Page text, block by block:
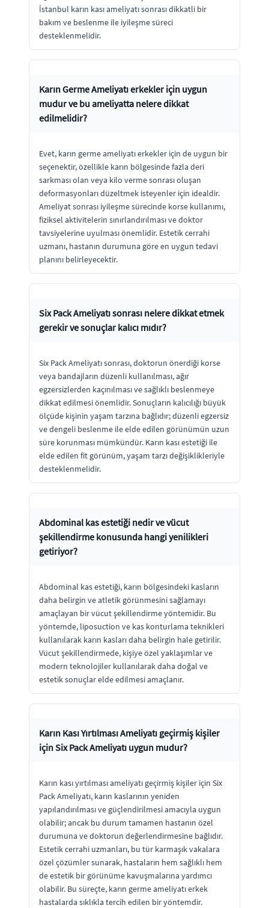
İstanbul karın kası ameliyatı sonrası dikkatli bir
bakım ve beslenme ile iyileşme süreci
desteklenmelidir.
Karın Germe Ameliyatı erkekler için uygun
mudur ve bu ameliyatta nelere dikkat
edilmelidir?
Evet, karın germe ameliyatı erkekler için de uygun bir
seçenektir, özellikle karın bölgesinde fazla deri
sarkması olan veya kilo verme sonrası oluşan
deformasyonları düzeltmek isteyenler için idealdir.
Ameliyat sonrası iyileşme sürecinde korse kullanımı,
fiziksel aktivitelerin sınırlandırılması ve doktor
tavsiyelerine uyulması önemlidir. Estetik cerrahi
uzmanı, hastanın durumuna göre en uygun tedavi
planını belirleyecektir.
Six Pack Ameliyatı sonrası nelere dikkat etmek
gerekir ve sonuçlar kalıcı mıdır?
Six Pack Ameliyatı sonrası, doktorun önerdiği korse
veya bandajların düzenli kullanılması, ağır
egzersizlerden kaçınılması ve sağlıklı beslenmeye
dikkat edilmesi önemlidir. Sonuçların kalıcılığı büyük
ölçüde kişinin yaşam tarzına bağlıdır; düzenli egzersiz
ve dengeli beslenme ile elde edilen görünümün uzun
süre korunması mümkündür. Karın kası estetiği ile
elde edilen fit görünüm, yaşam tarzı değişiklikleriyle
desteklenmelidir.
Abdominal kas estetiği nedir ve vücut
şekillendirme konusunda hangi yenilikleri
getiriyor?
Abdominal kas estetiği, karın bölgesindeki kasların
daha belirgin ve atletik görünmesini sağlamayı
amaçlayan bir vücut şekillendirme yöntemidir. Bu
yöntemde, liposuction ve kas konturlama teknikleri
kullanılarak karın kasları daha belirgin hale getirilir.
Vücut şekillendirmede, kişiye özel yaklaşımlar ve
modern teknolojiler kullanılarak daha doğal ve
estetik sonuçlar elde edilmesi amaçlanır.
Karın Kası Yırtılması Ameliyatı geçirmiş kişiler
için Six Pack Ameliyatı uygun mudur?
Karın kası yırtılması ameliyatı geçirmiş kişiler için Six
Pack Ameliyatı, karın kaslarının yeniden
yapılandırılması ve güçlendirilmesi amacıyla uygun
olabilir; ancak bu durum tamamen hastanın özel
durumuna ve doktorun değerlendirmesine bağlıdır.
Estetik cerrahi uzmanları, bu tür karmaşık vakalara
özel çözümler sunarak, hastaların hem sağlıklı hem
de estetik bir görünüme kavuşmalarına yardımcı
olabilir. Bu süreçte, karın germe ameliyatı erkek
hastalarda sıklıkla tercih edilen bir yöntemdir.